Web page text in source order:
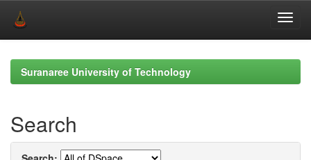
navigationSuranaree University of Technology
Search